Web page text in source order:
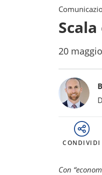
20
Bylines
CONDIVIDI
Con